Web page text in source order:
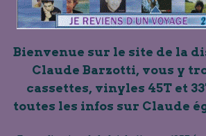
Bienvenue sur le site de la
Claude Barzotti, vous y
cassettes, vinyles 45T et
toutes les infos sur Claude